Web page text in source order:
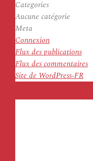
Categories
Aucune catégorie
Meta
Connexion
Flux des publications
Flux des commentaires
Site de WordPress-FR